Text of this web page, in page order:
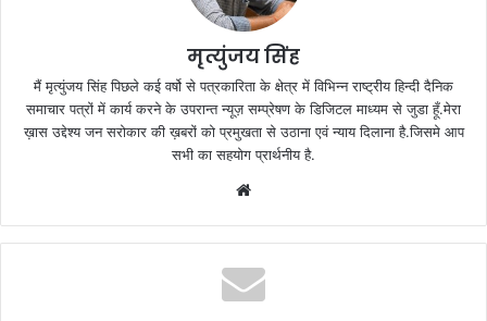
मृत्युंजय सिंह
मैं मृत्युंजय सिंह पिछले कई वर्षो से पत्रकारिता के क्षेत्र में विभिन्न राष्ट्रीय हिन्दी दैनिक
समाचार पत्रों में कार्य करने के उपरान्त न्यूज़ सम्प्रेषण के डिजिटल माध्यम से जुडा हूँ.मेरा
ख़ास उद्देश्य जन सरोकार की ख़बरों को प्रमुखता से उठाना एवं न्याय दिलाना है.जिसमे आप
सभी का सहयोग प्रार्थनीय है.